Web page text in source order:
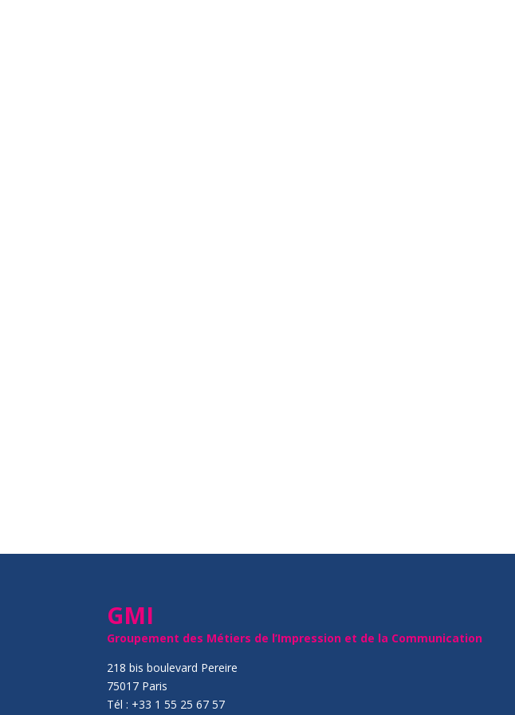
GMI
Groupement des Métiers de l’Impression et de la Communication
218 bis boulevard Pereire
75017 Paris
Tél : +33 1 55 25 67 57